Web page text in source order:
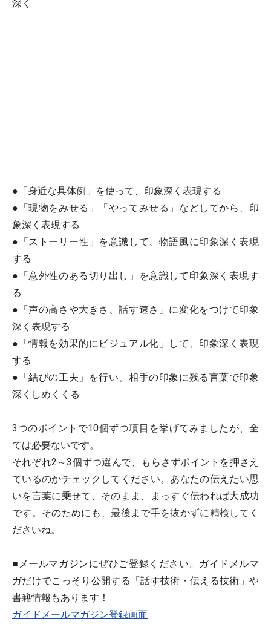
深く
●「身近な具体例」を使って、印象深く表現する
●「現物をみせる」「やってみせる」などしてから、印
象深く表現する
●「ストーリー性」を意識して、物語風に印象深く表現
する
●「意外性のある切り出し」を意識して印象深く表現す
る
●「声の高さや大きさ、話す速さ」に変化をつけて印象
深く表現する
●「情報を効果的にビジュアル化」して、印象深く表現
する
●「結びの工夫」を行い、相手の印象に残る言葉で印象
深くしめくくる
3つのポイントで10個ずつ項目を挙げてみましたが、全
ては必要ないです。
それぞれ2～3個ずつ選んで、もらさずポイントを押さえ
ているのかチェックしてください。あなたの伝えたい思
いを言葉に乗せて、そのまま、まっすぐ伝われば大成功
です。そのためにも、最後まで手を抜かずに精検してく
ださいね。
■メールマガジンにぜひご登録ください。ガイドメルマ
ガだけでこっそり公開する「話す技術・伝える技術」や
書籍情報もあります！
ガイドメールマガジン登録画面